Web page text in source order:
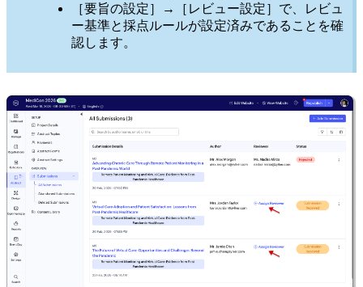
［要旨の設定］→［レビュー設定］で、レビュ
ー基準と採点ルールが設定済みであることを確
認します。